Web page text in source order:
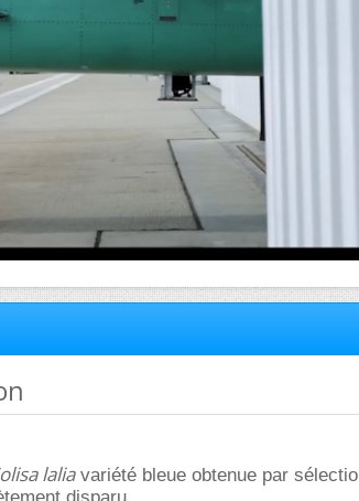
laliavariété bleue obtenue par